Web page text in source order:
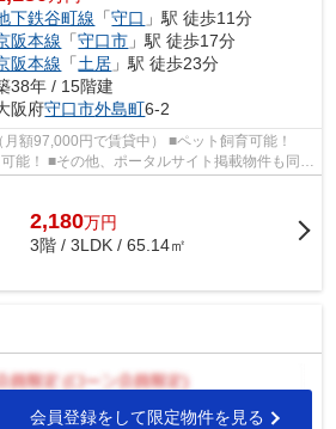
下鉄谷町線 「守口 」駅 徒歩11分
阪本線 「守口市 」駅 徒歩17分
阪本線 「土居 」駅 徒歩23分
38年 / 15階建
阪府守口市外島町6-2
額97,000円で賃貸中） ■ペット飼育可能！
可能！ ■その他、ポータルサイト掲載物件も同時
2,180万円
3階 / 3LDK / 65.14㎡
会員登録をして限定物件を見る